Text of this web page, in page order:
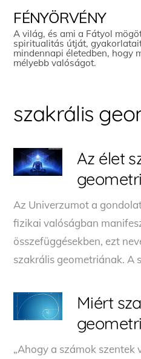
content
FÉNYÖRVÉNY
A világ, és ami a Fátyol
spiritualitás útját,
mindennapi életedben, hogy
mélyebb valóságot.
szakrális
Az élet
Az Univerzumot a
fizikai valóságban
összefüggésekben, ezt
szakrális geometriának. A
Miért
„Ahogy a számok